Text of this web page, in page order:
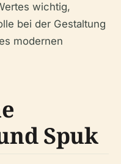
wichtig,
bei der Gestaltung
modernen
Spuk